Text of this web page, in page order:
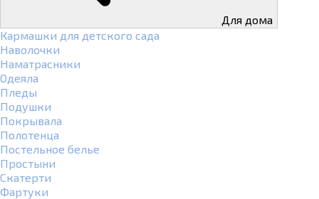
Для дома
Кармашки для детского сада
Наволочки
Наматрасники
Одеяла
Пледы
Подушки
Покрывала
Полотенца
Постельное белье
Простыни
Скатерти
Фартуки